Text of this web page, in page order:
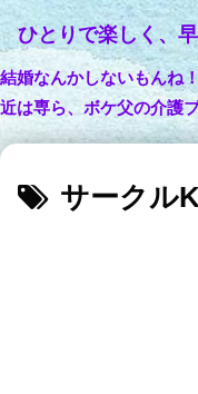
ひとりで楽しく、
結婚なんかしないもんね
近は専ら、ボケ父の介護
サークル